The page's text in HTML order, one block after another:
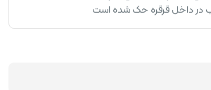
در داخل قرقره حک شده است